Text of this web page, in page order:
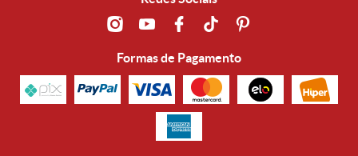
Formas de Pagamento